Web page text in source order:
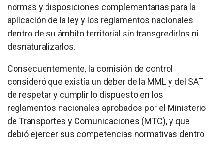
normas y disposiciones complementarias para la
aplicación de la ley y los reglamentos nacionales
dentro de su ámbito territorial sin transgredirlos ni
desnaturalizarlos.
Consecuentemente, la comisión de control
consideró que existía un deber de la MML y del SAT
de respetar y cumplir lo dispuesto en los
reglamentos nacionales aprobados por el Ministerio
de Transportes y Comunicaciones (MTC), y que
debió ejercer sus competencias normativas dentro